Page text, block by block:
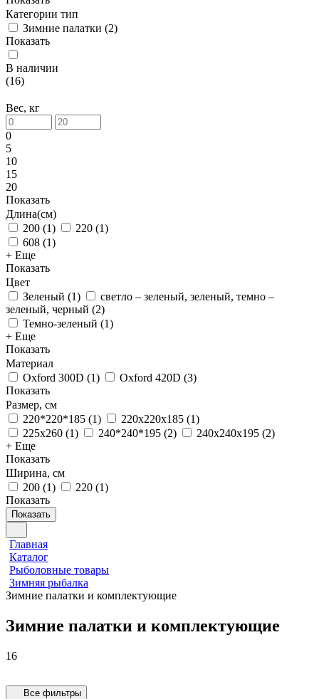
Категории тип
Зимние палатки (2)
Показать
В наличии
(16)
Вес, кг
0
5
10
15
20
Показать
Длина(см)
200 (1) 220 (1)
608 (1)
+ Еще
Показать
Цвет
Зеленый (1)
светло – зеленый, зеленый, темно –
зеленый, черный (2)
Темно-зеленый (1)
+ Еще
Показать
Материал
Oxford 300D (1) Oxford 420D (3)
Показать
Размер, см
220*220*185 (1) 220х220х185 (1)
225х260 (1) 240*240*195 (2) 240х240х195 (2)
+ Еще
Показать
Ширина, см
200 (1) 220 (1)
Показать
Показать
Главная
Каталог
Рыболовные товары
Зимняя рыбалка
Зимние палатки и комплектующие
Зимние палатки и комплектующие
16
7 товаров
6 товаров
4 товара
Все фильтры